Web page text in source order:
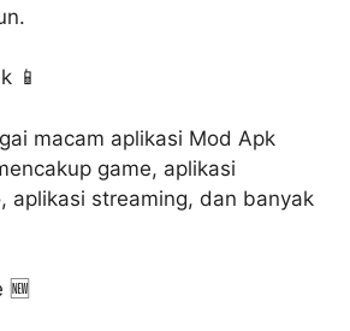
📱
macam aplikasi Mod Apk
game, aplikasi
aplikasi streaming, dan banyak
🆕